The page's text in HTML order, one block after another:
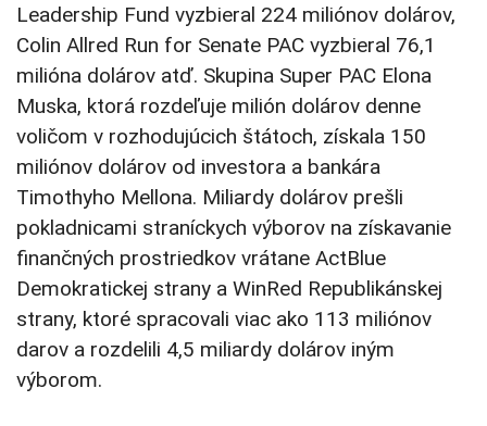
Leadership Fund vyzbieral 224 miliónov dolárov,
Colin Allred Run for Senate PAC vyzbieral 76,1
milióna dolárov atď. Skupina Super PAC Elona
Muska, ktorá rozdeľuje milión dolárov denne
voličom v rozhodujúcich štátoch, získala 150
miliónov dolárov od investora a bankára
Timothyho Mellona. Miliardy dolárov prešli
pokladnicami straníckych výborov na získavanie
finančných prostriedkov vrátane ActBlue
Demokratickej strany a WinRed Republikánskej
strany, ktoré spracovali viac ako 113 miliónov
darov a rozdelili 4,5 miliardy dolárov iným
výborom.